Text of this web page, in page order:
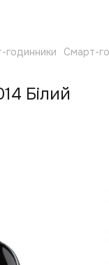
годинники Смарт-
Білий